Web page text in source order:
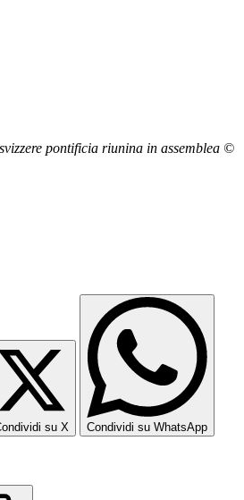
pontificia riunina in assemblea ©
su X Condividi su WhatsApp